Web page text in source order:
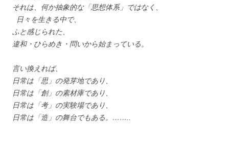
それは、何か抽象的な「思想体系」ではなく、
日々を生きる中で、
ふと感じられた、
違和・ひらめき・問いから始まっている。
言い換えれば、
日常は「思」の発芽地であり、
日常は「創」の素材庫であり、
日常は「考」の実験場であり、
日常は「造」の舞台でもある。……..